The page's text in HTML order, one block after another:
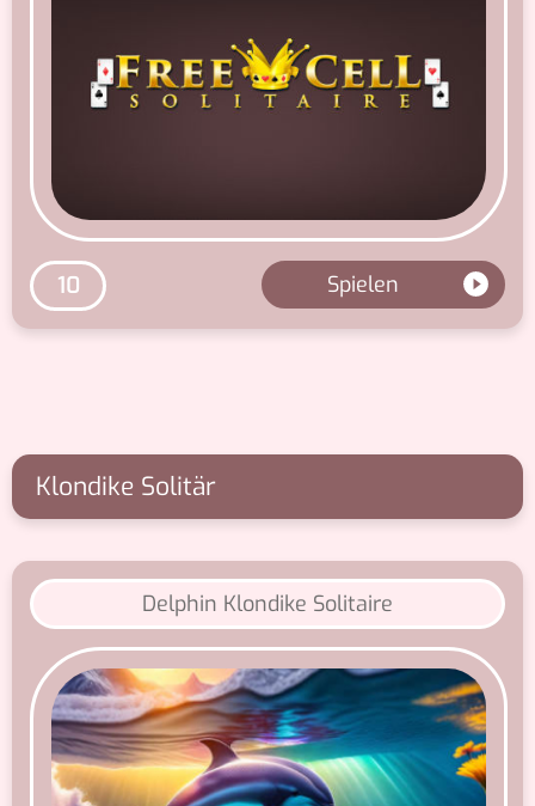
10 Spielen
Klondike Solitär
Delphin Klondike Solitaire